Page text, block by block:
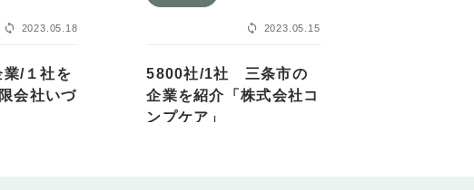
2023.05.18
/１社を
会社いづ
2023.05.15
5800社/1社 三条市の
企業を紹介「株式会社コ
ンプケア」